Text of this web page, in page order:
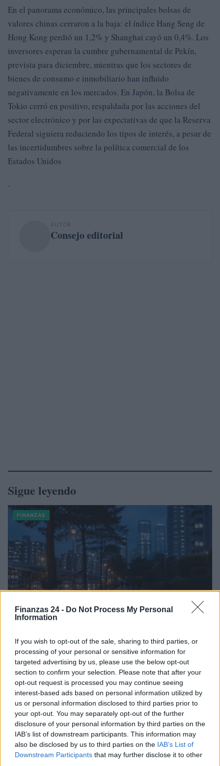
Finanzas 24 - Do Not Process My Personal
Information
If you wish to opt-out of the sale, sharing to third parties, or
processing of your personal or sensitive information for
targeted advertising by us, please use the below opt-out
section to confirm your selection. Please note that after your
opt-out request is processed you may continue seeing
interest-based ads based on personal information utilized by
us or personal information disclosed to third parties prior to
your opt-out. You may separately opt-out of the further
disclosure of your personal information by third parties on the
IAB’s list of downstream participants. This information may
also be disclosed by us to third parties on the IAB’s List of
Downstream Participants that may further disclose it to other
En el panorama económico, las principales bolsas de
valores chinas cerraron a la baja: el índice Hang Seng de
Hong Kong perdió un 1,2% y Shanghai cayó un 0,4%. Los
inversores esperan la cumbre gubernamental de Pekín,
prevista para diciembre, mientras que los sectores de
bienes de consumo e inmobiliario han influido
negativamente en los mercados. En Japón, la Bolsa de
Tokio cerró en positivo, respaldada por las acciones del
sector electrónico y por las expectativas de que la Reserva
Federal siguiera reduciendo los tipos de interés, a pesar de
las incertidumbres sobre la política comercial de los
Estados Unidos
.
AUTOR
Consejo editorial
Sigue leyendo
FINANZAS
El empresario José Elías analiza el mercado inmobiliario y sus
consecuencias en la jubilación
Marta Ruiz · 5 Ago 2026
FINANZAS